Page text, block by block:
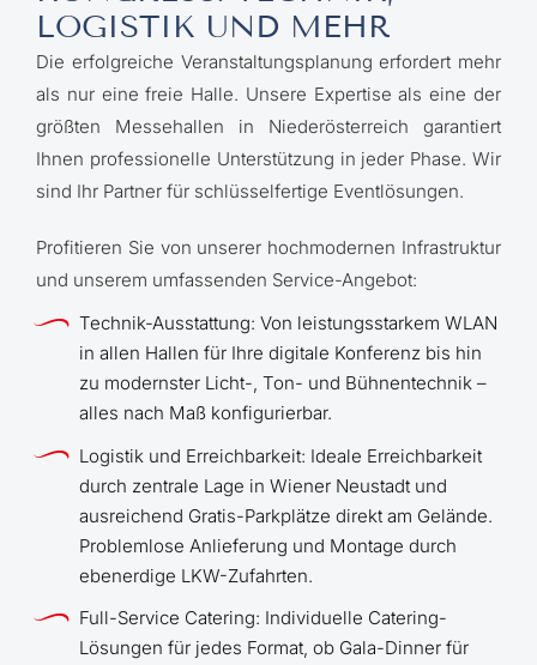
LOGISTIK UND MEHR
Die erfolgreiche Veranstaltungsplanung erfordert mehr
als nur eine freie Halle. Unsere Expertise als eine der
größten Messehallen in Niederösterreich garantiert
Ihnen professionelle Unterstützung in jeder Phase. Wir
sind Ihr Partner für schlüsselfertige Eventlösungen.
Profitieren Sie von unserer hochmodernen Infrastruktur
und unserem umfassenden Service-Angebot:
Technik-Ausstattung: Von leistungsstarkem WLAN
in allen Hallen für Ihre digitale Konferenz bis hin
zu modernster Licht-, Ton- und Bühnentechnik –
alles nach Maß konfigurierbar.
Logistik und Erreichbarkeit: Ideale Erreichbarkeit
durch zentrale Lage in Wiener Neustadt und
ausreichend Gratis-Parkplätze direkt am Gelände.
Problemlose Anlieferung und Montage durch
ebenerdige LKW-Zufahrten.
Full-Service Catering: Individuelle Catering-
Lösungen für jedes Format, ob Gala-Dinner für
Anzahl Plätze:
Theater: 4.200
Klasse: 1.000
DOWNLOAD HALLENPLAN
DOWNLOAD HALLENPLAN
DOWNLOAD HALLENPLAN